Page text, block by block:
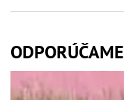
ODPORÚČAME